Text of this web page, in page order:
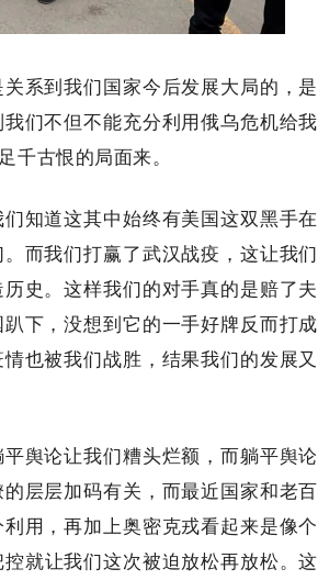
系到我们国家今后发展大局的，是
们不但不能充分利用俄乌危机给我
千古恨的局面来。
知道这其中始终有美国这双黑手在
而我们打赢了武汉战疫，这让我们
史。这样我们的对手真的是赔了夫
下，没想到它的一手好牌反而打成
也被我们战胜，结果我们的发展又
舆论让我们糟头烂额，而躺平舆论
层层加码有关，而最近国家和老百
用，再加上奥密克戎看起来是像个
就让我们这次被迫放松再放松。这